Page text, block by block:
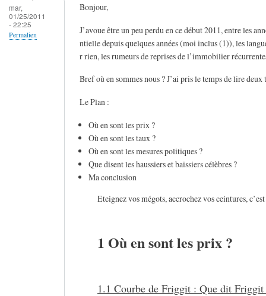
mar,
01/25/2011
- 22:25
Permalien
Bonjour,
J’avoue être un peu perdu en ce début 2011, entre les
ntielle depuis quelques années (moi inclus (1)), les
r rien, les rumeurs de reprises de l’immobilier
Bref où en sommes nous ? J’ai pris le temps de lire
Le Plan :
Où en sont les prix ?
Où en sont les taux ?
Où en sont les mesures politiques ?
Que disent les haussiers et baissiers célèbres ?
Ma conclusion
Eteignez vos mégots, accrochez vos ceintures,
1 Où en sont les prix ?
1.1 Courbe de Friggit : Que dit Friggit